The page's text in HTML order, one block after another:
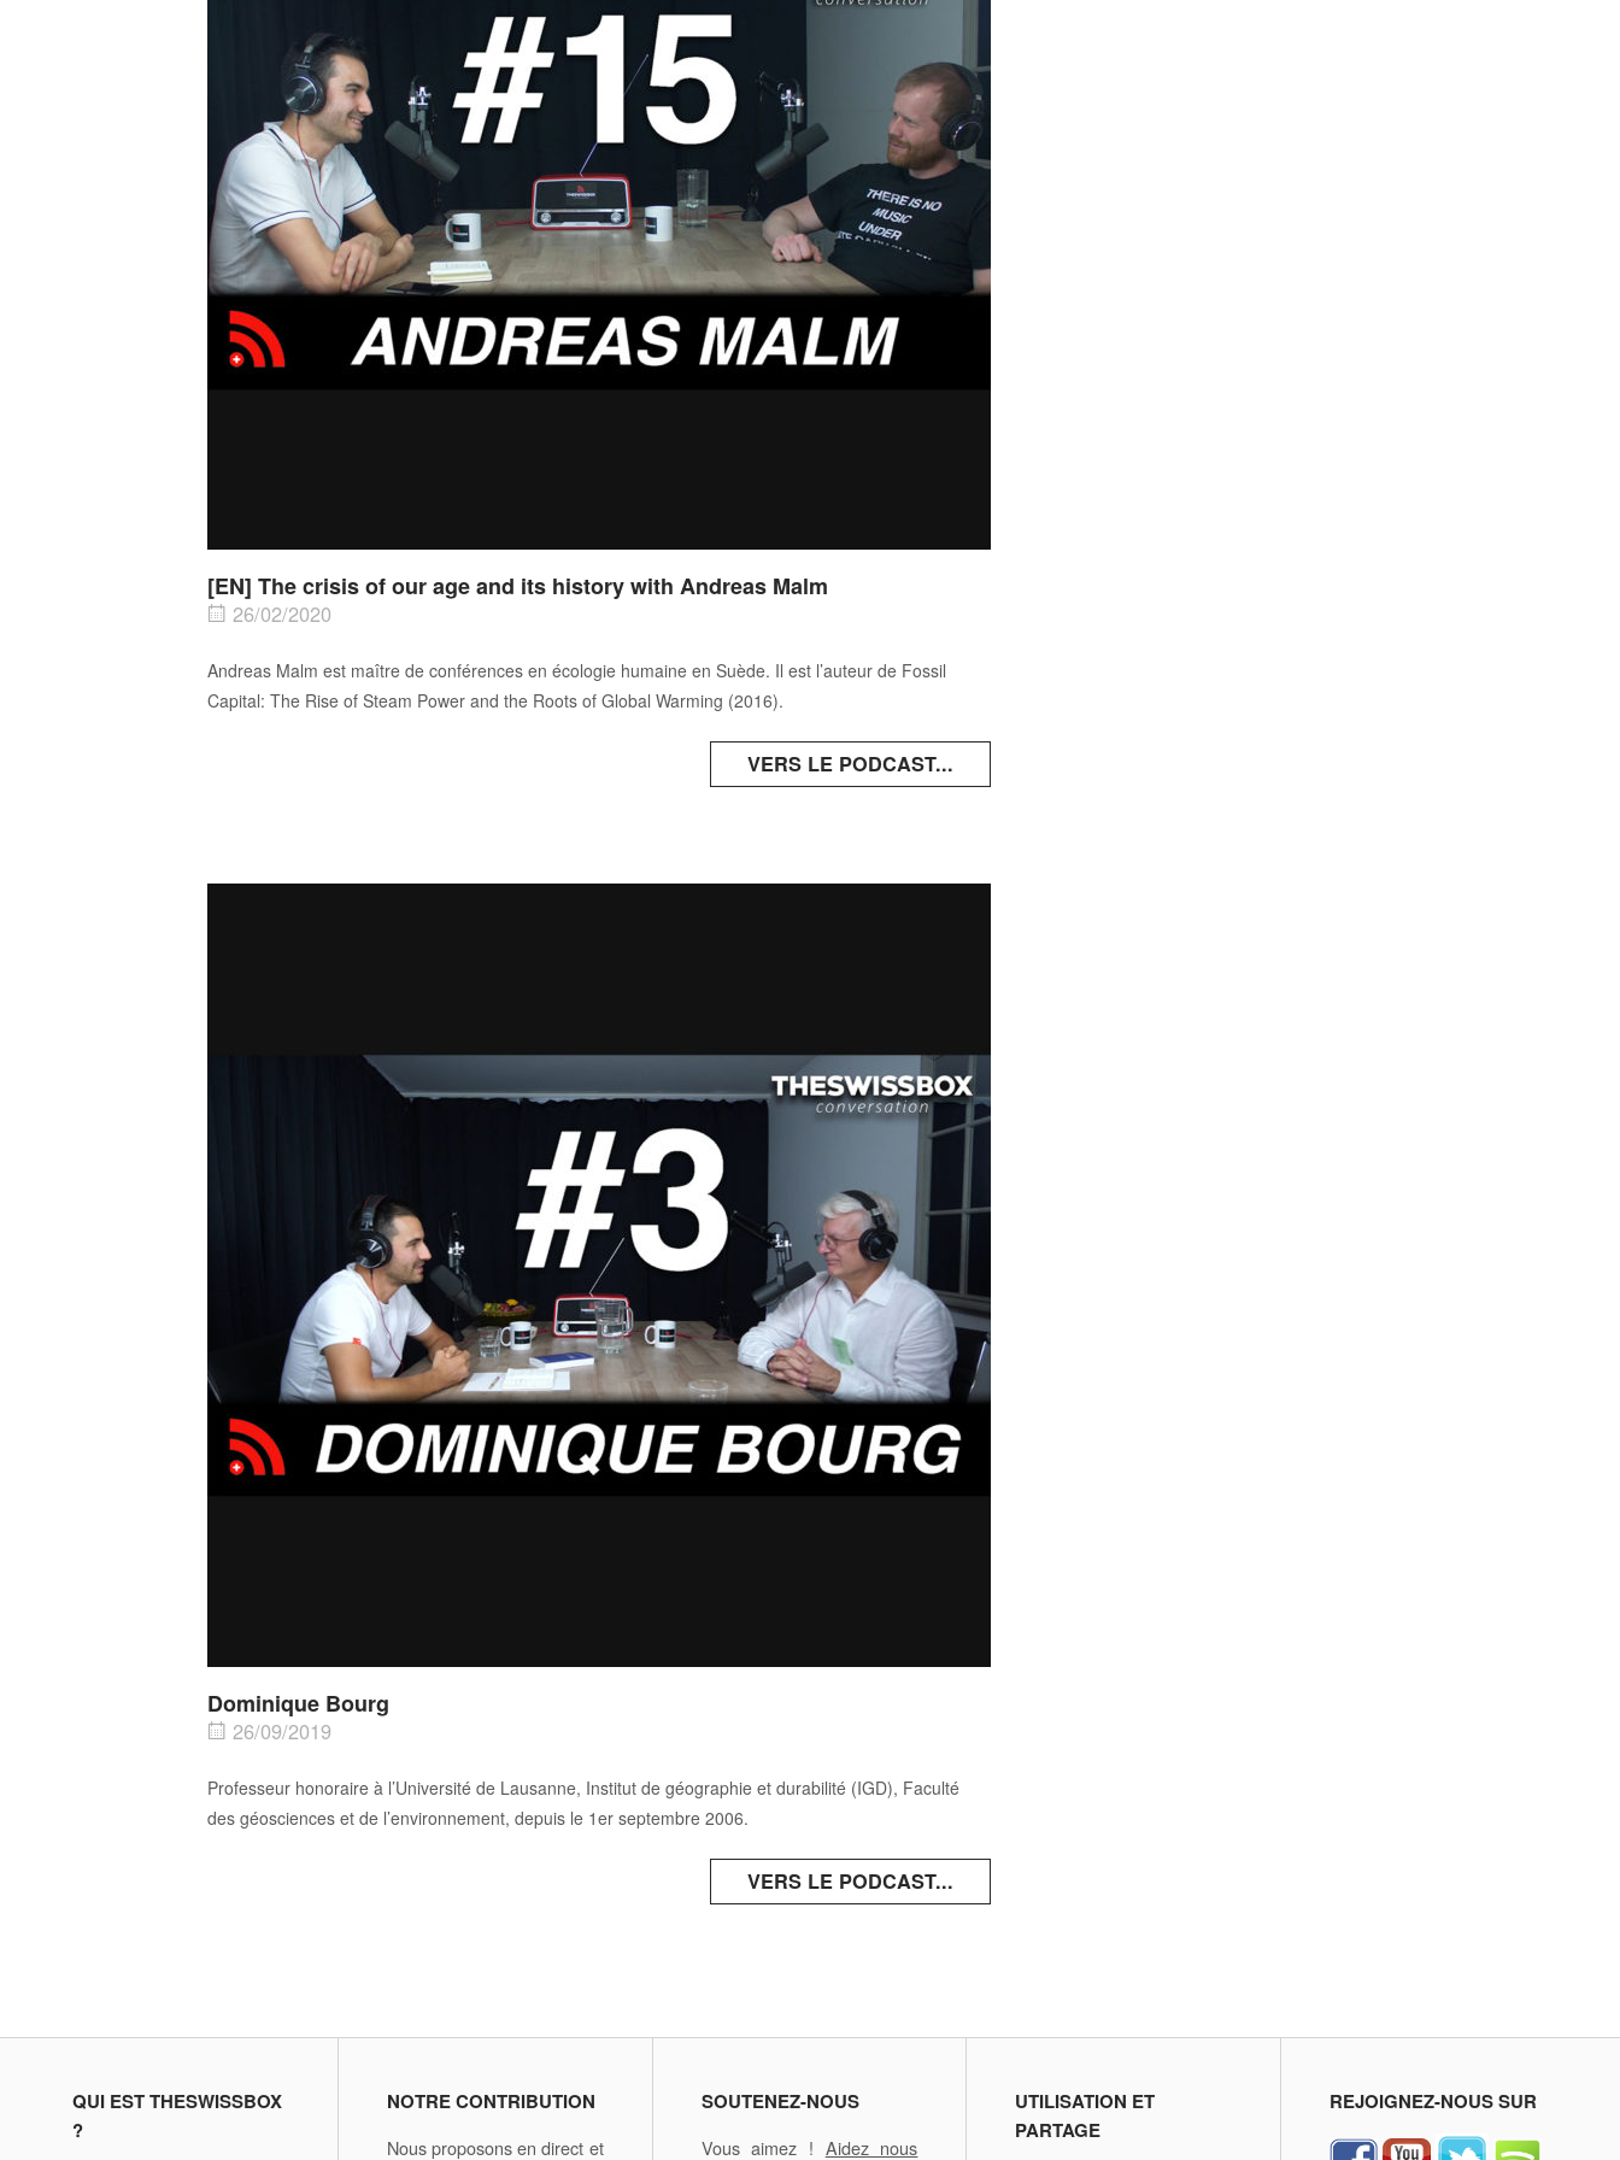
[EN] The crisis of our age and its history with Andreas Malm
26/02/2020
Andreas Malm est maître de conférences en écologie humaine en Suède. Il est l’auteur de Fossil
Capital: The Rise of Steam Power and the Roots of Global Warming (2016).
VERS LE PODCAST...
Dominique Bourg
26/09/2019
Professeur honoraire à l’Université de Lausanne, Institut de géographie et durabilité (IGD), Faculté
des géosciences et de l’environnement, depuis le 1er septembre 2006.
VERS LE PODCAST...
QUI EST THESWISSBOX
?
NOTRE CONTRIBUTION
Nous proposons en direct et
SOUTENEZ-NOUS
Vous aimez ! Aidez nous
UTILISATION ET
PARTAGE
REJOIGNEZ-NOUS SUR